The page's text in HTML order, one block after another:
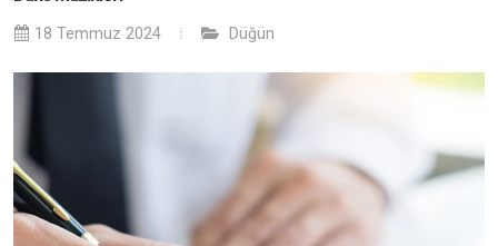
18 Temmuz 2024 Düğün